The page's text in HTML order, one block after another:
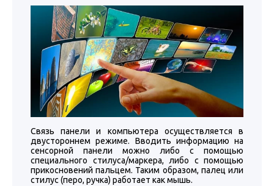
Связь панели и компьютера осуществляется в
двустороннем режиме. Вводить информацию на
сенсорной панели можно либо с помощью
специального стилуса/маркера, либо с помощью
прикосновений пальцем. Таким образом, палец или
стилус (перо, ручка) работает как мышь.